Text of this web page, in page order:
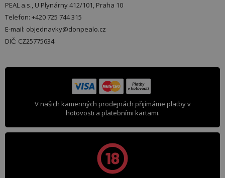
PEAL a.s., U Plynárny 412/101, Praha 10
Telefon: +420 725 744 315
E-mail: objednavky@donpealo.cz
DIČ: CZ25775634
V našich kamenných prodejnách přijímáme platby v
hotovosti a platebními kartami.